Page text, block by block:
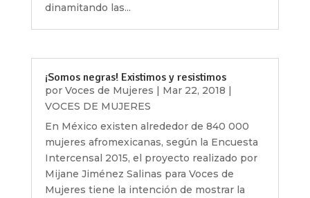
dinamitando las...
¡Somos negras! Existimos y resistimos
por Voces de Mujeres | Mar 22, 2018 |
VOCES DE MUJERES
En México existen alrededor de 840 000
mujeres afromexicanas, según la Encuesta
Intercensal 2015, el proyecto realizado por
Mijane Jiménez Salinas para Voces de
Mujeres tiene la intención de mostrar la